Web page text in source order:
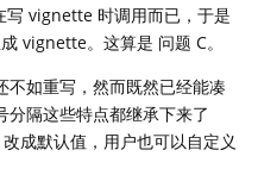
写 vignette 时调用而已，于是
vignette。这算是 问题 C。
不如重写，然而既然已经能凑
隔这些特点都继承下来了
成默认值，用户也可以自定义